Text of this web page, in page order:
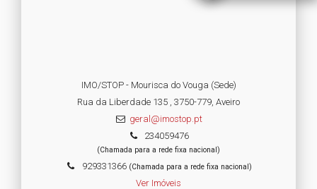
IMO/STOP - Mourisca do Vouga (Sede)
Rua da Liberdade 135 , 3750-779, Aveiro
geral@imostop.pt
234059476
(Chamada para a rede fixa nacional)
929331366(Chamada para a rede fixa nacional)
Ver Imóveis